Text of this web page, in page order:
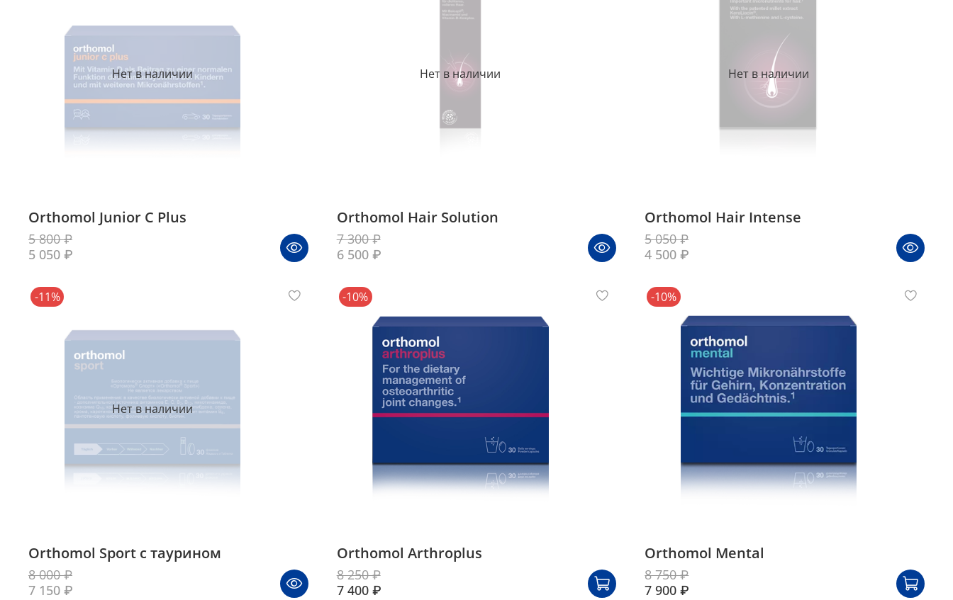
Нет в наличии
Orthomol Junior С Plus
5 800 ₽
5 050 ₽
Нет в наличии
Orthomol Hair Solution
7 300 ₽
6 500 ₽
Нет в наличии
Orthomol Hair Intense
5 050 ₽
4 500 ₽
Нет в наличии
-11%
Orthomol Sport с таурином
8 000 ₽
7 150 ₽
-10%
Orthomol Arthroplus
8 250 ₽
7 400 ₽
-10%
Orthomol Mental
8 750 ₽
7 900 ₽